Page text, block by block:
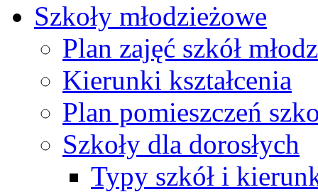
Szkoły młodzieżowe
Plan zajęć szkół
Kierunki kształcenia
Plan pomieszczeń
Szkoły dla dorosłych
Typy szkół i